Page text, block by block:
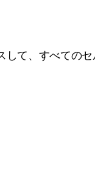
て、すべての